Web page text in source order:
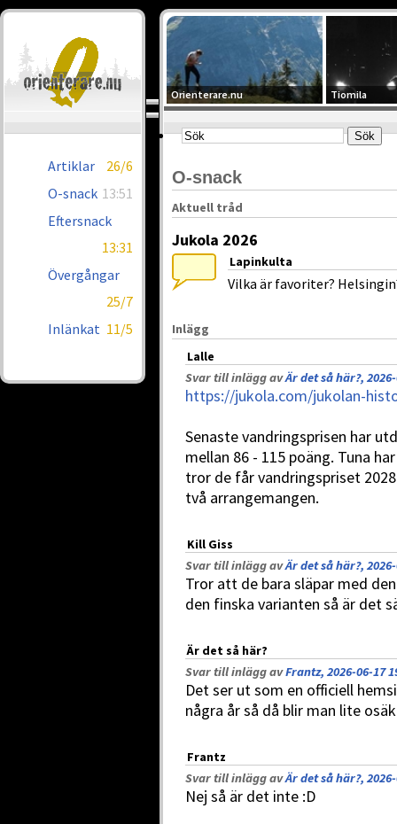
Artiklar
26/6
O-snack 13:51
Eftersnack
13:31
Övergångar
25/7
Inlänkat 11/5
Orienterare.nu Tiomila
O-snack
Aktuell tråd
Jukola 2026
Lapinkulta
Vilka är favoriter?
Inlägg
Lalle
Svar till inlägg avÄr det så här?,
https://jukola.com/jukolan-
Senaste vandringsprisen har
mellan 86 - 115 poäng. Tuna
tror de får vandringspriset
två arrangemangen.
Kill Giss
Svar till inlägg avÄr det så här?,
Tror att de bara släpar med
den finska varianten så är det
Är det så här?
Svar till inlägg avFrantz, 2026-06-17
Det ser ut som en officiell
några år så då blir man lite
Frantz
Svar till inlägg avÄr det så här?,
Nej så är det inte :D